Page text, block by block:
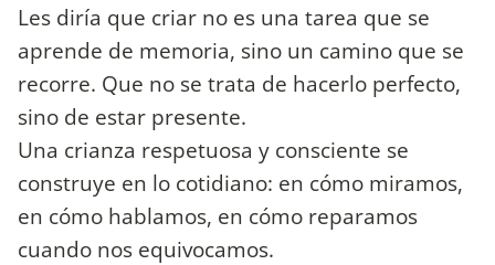
Les diría que criar no es una tarea que se
aprende de memoria, sino un camino que se
recorre. Que no se trata de hacerlo perfecto,
sino de estar presente.
Una crianza respetuosa y consciente se
construye en lo cotidiano: en cómo miramos,
en cómo hablamos, en cómo reparamos
cuando nos equivocamos.